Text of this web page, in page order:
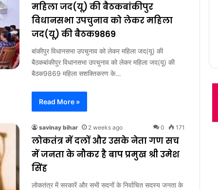
महिला जद(यू) की बैठकबांकीपुर
विधानसभा उपचुनाव को लेकर महिला
जद(यू) की बैठक9869
बांकीपुर विधानसभा उपचुनाव को लेकर महिला जद(यू) की
बैठकबांकीपुर विधानसभा उपचुनाव को लेकर महिला जद(यू) की
बैठक9869 महिला सशक्तिकरण के…
Read More »
savinay bihar 2 weeks ago 0 171
लोकतंत्र में दलों और उसके नेता गण सच
में जनता के नौकर है बाप प्रमुख श्री उमेश
सिंह
लोकतंत्र में सरकारें और सभी सदनों के निर्वाचित सदस्य जनता के